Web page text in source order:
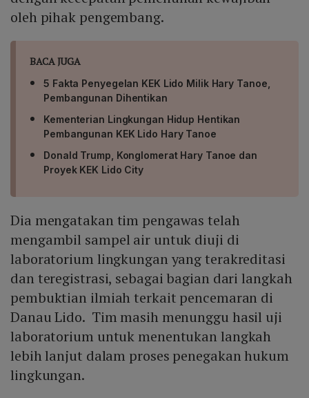
oleh pihak pengembang.
BACA JUGA
5 Fakta Penyegelan KEK Lido Milik Hary Tanoe,
Pembangunan Dihentikan
Kementerian Lingkungan Hidup Hentikan
Pembangunan KEK Lido Hary Tanoe
Donald Trump, Konglomerat Hary Tanoe dan
Proyek KEK Lido City
Dia mengatakan tim pengawas telah
mengambil sampel air untuk diuji di
laboratorium lingkungan yang terakreditasi
dan teregistrasi, sebagai bagian dari langkah
pembuktian ilmiah terkait pencemaran di
Danau Lido. Tim masih menunggu hasil uji
laboratorium untuk menentukan langkah
lebih lanjut dalam proses penegakan hukum
lingkungan.